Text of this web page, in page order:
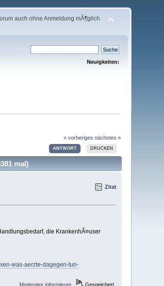
auch ohne Anmeldung mÃ¶glich
Neuigkeiten:
« vorheriges nächstes »
ANTWORT DRUCKEN
mal)
Zitat
die KrankenhÃ¤user
was-aerzte-dagegen-tun-
Moderator informieren Gespeichert